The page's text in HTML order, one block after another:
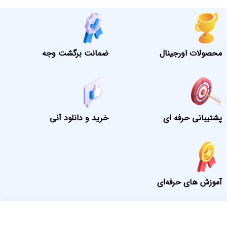
محصولات اورجینال ضمانت برگشت وجه
پشتیبانی حرفه ای خرید و دانلود آنی
آموزش های حرفه‌ای